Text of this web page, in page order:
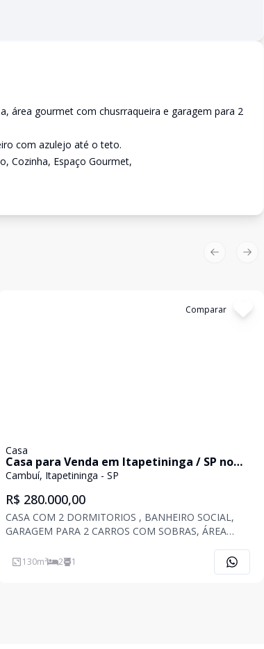
área gourmet com chusrraqueira e garagem para 2
com azulejo até o teto.
Cozinha, Espaço Gourmet,
Comparar
Casa
Casa para Venda em Itapetininga / SP no
bairro Cambuí
Cambuí, Itapetininga - SP
R$ 280.000,00
CASA COM 2 DORMITORIOS , BANHEIRO SOCIAL,
GARAGEM PARA 2 CARROS COM SOBRAS, ÁREA
ÁREA CONSTRUIDA 130M, ÁREA DO TERRENO 180M.
130m² 2 1
Previous